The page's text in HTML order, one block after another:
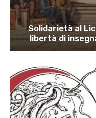
Solidarietà al
libertà di